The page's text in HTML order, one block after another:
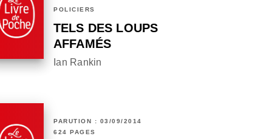
POLICIERS
TELS DES LOUPS
AFFAMÉS
Ian Rankin
PARUTION : 03/09/2014
624 PAGES